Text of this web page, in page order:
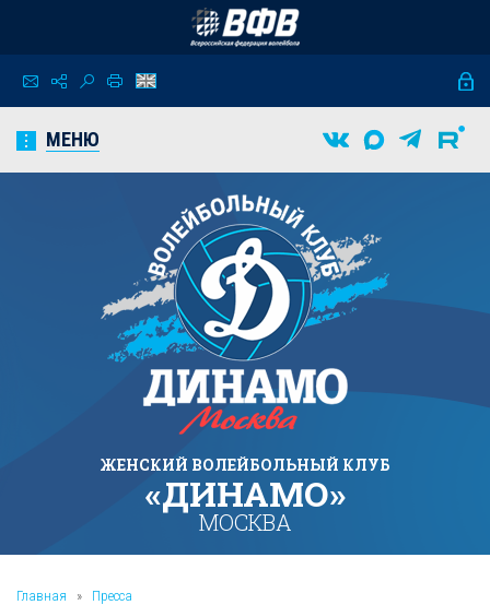
МЕНЮ
ЖЕНСКИЙ ВОЛЕЙБОЛЬНЫЙ КЛУБ
«ДИНАМО»
МОСКВА
Главная » Пресса